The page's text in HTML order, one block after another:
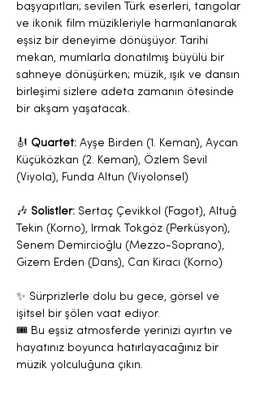
başyapıtları; sevilen Türk eserleri, tangolar
ve ikonik film müzikleriyle harmanlanarak
eşsiz bir deneyime dönüşüyor. Tarihi
mekan, mumlarla donatılmış büyülü bir
sahneye dönüşürken; müzik, ışık ve dansın
birleşimi sizlere adeta zamanın ötesinde
bir akşam yaşatacak.
🎻 Quartet: Ayşe Birden (1. Keman), Aycan
Küçüközkan (2. Keman), Özlem Sevil
(Viyola), Funda Altun (Viyolonsel)
🎶 Solistler: Sertaç Çevikkol (Fagot), Altuğ
Tekin (Korno), Irmak Tokgöz (Perküsyon),
Senem Demircioğlu (Mezzo-Soprano),
Gizem Erden (Dans), Can Kiracı (Korno)
✨ Sürprizlerle dolu bu gece, görsel ve
işitsel bir şölen vaat ediyor.
🎟️ Bu eşsiz atmosferde yerinizi ayırtın ve
hayatınız boyunca hatırlayacağınız bir
müzik yolculuğuna çıkın.